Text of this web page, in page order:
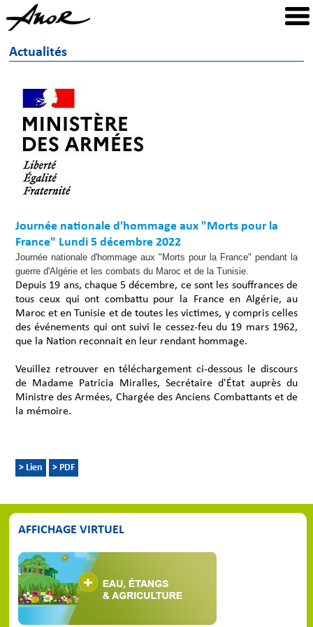
Actualités
Journée nationale d'hommage aux "Morts pour la
France" Lundi 5 décembre 2022
Journée nationale d'hommage aux "Morts pour la France" pendant la
guerre d'Algérie et les combats du Maroc et de la Tunisie.
Depuis 19 ans, chaque 5 décembre, ce sont les souffrances de
tous ceux qui ont combattu pour la France en Algérie, au
Maroc et en Tunisie et de toutes les victimes, y compris celles
des événements qui ont suivi le cessez-feu du 19 mars 1962,
que la Nation reconnait en leur rendant hommage.
Veuillez retrouver en téléchargement ci-dessous le discours
de Madame Patricia Miralles, Secrétaire d'État auprès du
Ministre des Armées, Chargée des Anciens Combattants et de
la mémoire.
> Lien > PDF
AFFICHAGE VIRTUEL